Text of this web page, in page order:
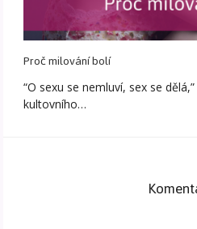
Proč milování bolí
“O sexu se nemluví, sex se
kultovního…